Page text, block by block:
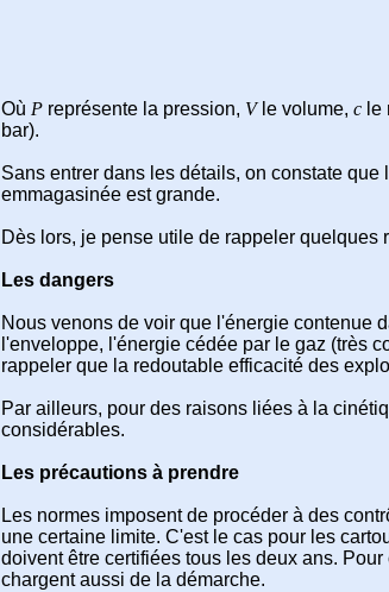
Où P représente la pression, Vle volume, c le
bar).
Sans entrer dans les détails, on constate
emmagasinée est grande.
Dès lors, je pense utile de rappeler
Les dangers
Nous venons de voir que l'énergie contenue
l'enveloppe, l'énergie cédée par le gaz (très
rappeler que la redoutable efficacité des
Par ailleurs, pour des raisons liées à la
considérables.
Les précautions à prendre
Les normes imposent de procéder à des
une certaine limite. C'est le cas pour les
doivent être certifiées tous les deux ans.
chargent aussi de la démarche.